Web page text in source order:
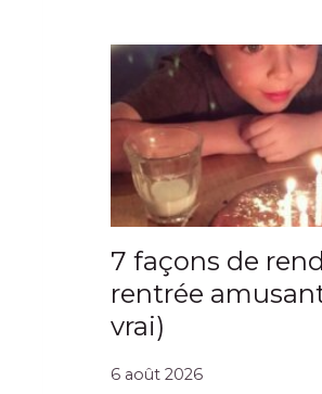
7 façons de
rentrée
vrai)
6 août 2026